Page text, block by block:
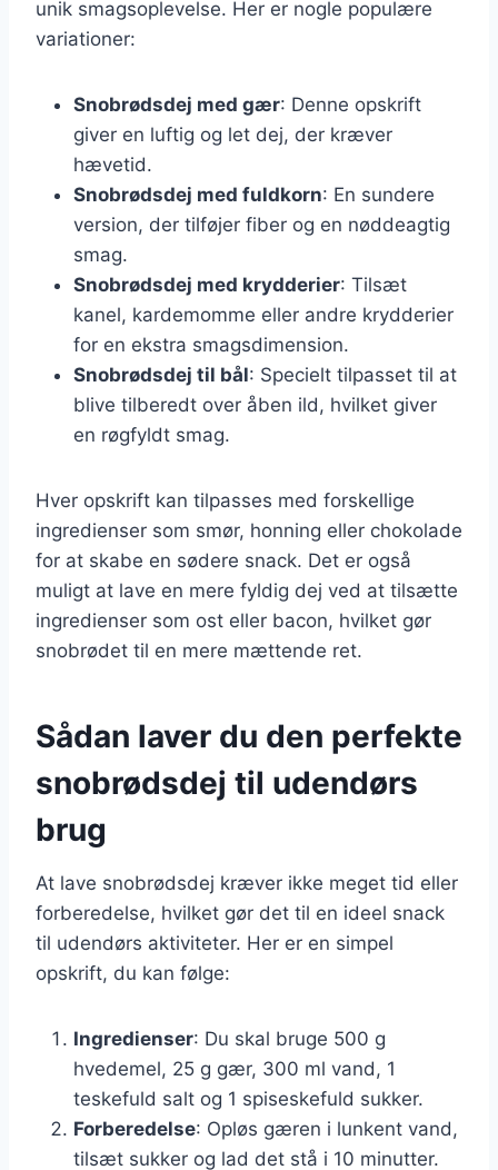
unik smagsoplevelse. Her er nogle populære
variationer:
Snobrødsdej med gær: Denne opskrift
giver en luftig og let dej, der kræver
hævetid.
Snobrødsdej med fuldkorn: En sundere
version, der tilføjer fiber og en nøddeagtig
smag.
Snobrødsdej med krydderier: Tilsæt
kanel, kardemomme eller andre krydderier
for en ekstra smagsdimension.
Snobrødsdej til bål: Specielt tilpasset til at
blive tilberedt over åben ild, hvilket giver
en røgfyldt smag.
Hver opskrift kan tilpasses med forskellige
ingredienser som smør, honning eller chokolade
for at skabe en sødere snack. Det er også
muligt at lave en mere fyldig dej ved at tilsætte
ingredienser som ost eller bacon, hvilket gør
snobrødet til en mere mættende ret.
Sådan laver du den perfekte
snobrødsdej til udendørs
brug
At lave snobrødsdej kræver ikke meget tid eller
forberedelse, hvilket gør det til en ideel snack
til udendørs aktiviteter. Her er en simpel
opskrift, du kan følge:
Ingredienser: Du skal bruge 500 g
hvedemel, 25 g gær, 300 ml vand, 1
teskefuld salt og 1 spiseskefuld sukker.
Forberedelse: Opløs gæren i lunkent vand,
tilsæt sukker og lad det stå i 10 minutter.